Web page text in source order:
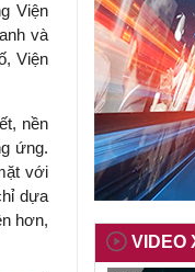
Viện
và
Viện
nền
ứng.
với
dựa
hơn,
VIDEO